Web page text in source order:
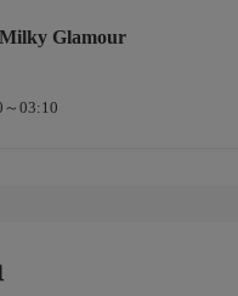
Glamour
03:10